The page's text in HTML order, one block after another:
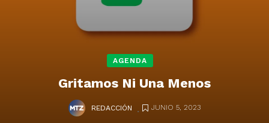
AGENDA
Gritamos Ni Una Menos
REDACCIÓN . JUNIO 5, 2023